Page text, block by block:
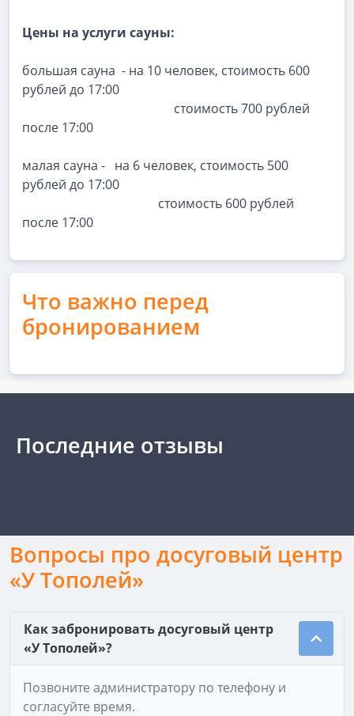
Цены на услуги сауны:
большая сауна - на 10 человек, стоимость 600
рублей до 17:00
стоимость 700 рублей
после 17:00
малая сауна - на 6 человек, стоимость 500
рублей до 17:00
стоимость 600 рублей
после 17:00
Что важно перед
бронированием
Последние отзывы
Вопросы про досуговый центр
«У Тополей»
Как забронировать досуговый центр
«У Тополей»?
Позвоните администратору по телефону и
согласуйте время.